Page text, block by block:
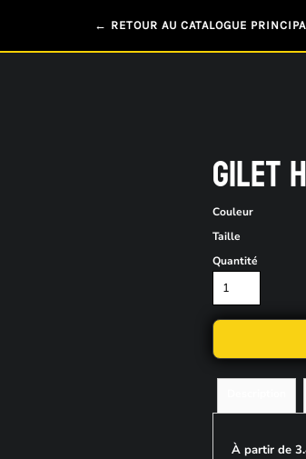
← RETOUR AU CATALOGUE
GILET
Couleur
Taille
Quantité
À partir de